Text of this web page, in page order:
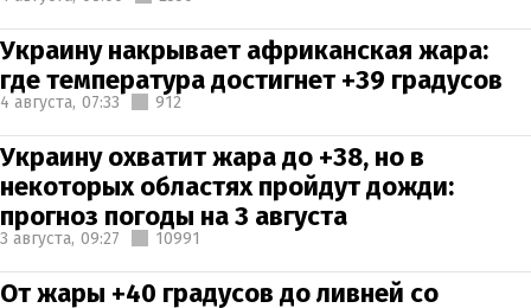
Украину накрывает африканская жара:
где температура достигнет +39 градусов
4 августа, 07:33 912
Украину охватит жара до +38, но в
некоторых областях пройдут дожди:
прогноз погоды на 3 августа
3 августа, 09:27 10991
От жары +40 градусов до ливней со